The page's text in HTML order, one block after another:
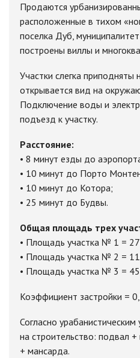
Продаются
расположенные в тихом
поселка Дуб,
построены виллы и
Участки слегка приподняты
открывается вид на
Подключение воды и
подъезд к участку.
Расстояние:
• 8 минут езды до
• 10 минут до Порто
• 10 минут до Котора;
• 25 минут до Будвы.
Общая площадь трех
• Площадь участка № 1 =
• Площадь участка № 2 =
• Площадь участка № 3 =
Коэффициент застройки =
Согласно
на строительство: подвал
+ мансарда.